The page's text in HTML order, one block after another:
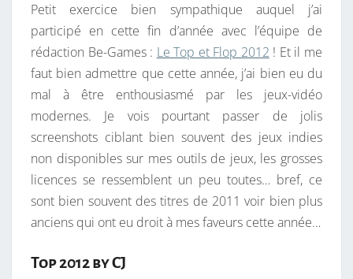
-
V
I
D
É
O
S
D
E
2
0
A
I
R
E
Petit exercice bien sympathique auquel j’ai
participé en cette fin d’année avec l’équipe de
rédaction Be-Games : Le Top et Flop 2012 ! Et il me
faut bien admettre que cette année, j’ai bien eu du
mal à être enthousiasmé par les jeux-vidéo
modernes. Je vois pourtant passer de jolis
screenshots ciblant bien souvent des jeux indies
non disponibles sur mes outils de jeux, les grosses
licences se ressemblent un peu toutes… bref, ce
sont bien souvent des titres de 2011 voir bien plus
anciens qui ont eu droit à mes faveurs cette année…
Top 2012 by CJ